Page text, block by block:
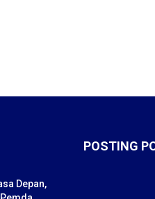
Depan,
POSTING